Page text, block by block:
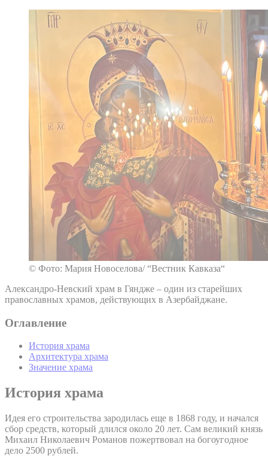
© Фото: Мария Новоселова/ “Вестник Кавказа“
Александро-Невский храм в Гяндже – один из старейших
православных храмов, действующих в Азербайджане.
Оглавление
История храма
Архитектура храма
Значение храма
История храма
Идея его строительства зародилась еще в 1868 году, и начался
сбор средств, который длился около 20 лет. Сам великий князь
Михаил Николаевич Романов пожертвовал на богоугодное
дело 2500 рублей.